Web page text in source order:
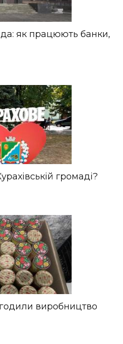
як працюють банки,
громаді?
виробництво